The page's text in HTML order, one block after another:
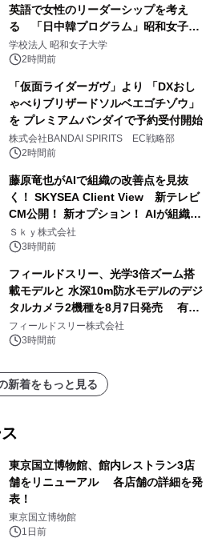
英語で女性のリーダーシップを考え
る 「日中韓プログラム」昭和女子大
学で開催
学校法人 昭和女子大学
2時間前
「仮面ライダーガヴ」より 「DXおし
ゃべりブリザードソルベエゴチゾウ」
を プレミアムバンダイで予約受付開始
株式会社BANDAI SPIRITS EC戦略部
2時間前
藤原竜也がAIで組織の改善点を見抜
く！ SKYSEA Client View 新テレビ
CM公開！ 新オプション！ AIが組織の
業務実態を分析し労務改善を支援。 藤
原竜也メイキング動画公開 「もしAIが
る自信がある」「昨年の夏はカブトム
シを捕まえたり、虫と戦ったり…」
Ｓｋｙ株式会社
3時間前
フィールドスリー、光学3倍ズーム搭
載モデルと 水深10m防水モデルのデジ
タルカメラ2機種を8月7日発売 有効
約1300万画素、用途別に選べるコンデ
ジ新登場
フィールドスリー株式会社
3時間前
新着をもっと見る
東京国立博物館、館内レストラン3店
舗をリニューアル 各店舗の詳細を発
表！
東京国立博物館
1日前